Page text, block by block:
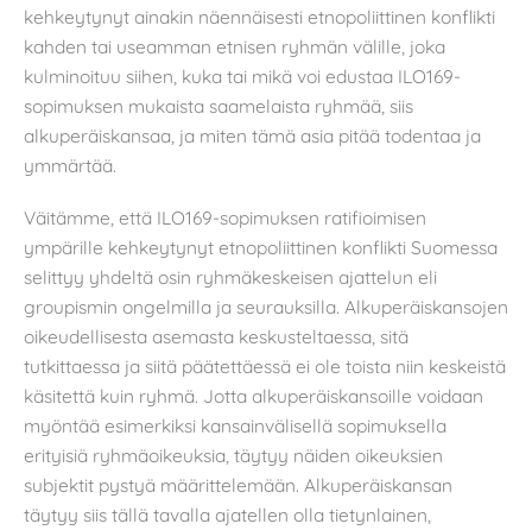
kehkeytynyt ainakin näennäisesti etnopoliittinen konflikti
kahden tai useamman etnisen ryhmän välille, joka
kulminoituu siihen, kuka tai mikä voi edustaa ILO169-
sopimuksen mukaista saamelaista ryhmää, siis
alkuperäiskansaa, ja miten tämä asia pitää todentaa ja
ymmärtää.
Väitämme, että ILO169-sopimuksen ratifioimisen
ympärille kehkeytynyt etnopoliittinen konflikti Suomessa
selittyy yhdeltä osin ryhmäkeskeisen ajattelun eli
groupismin ongelmilla ja seurauksilla. Alkuperäiskansojen
oikeudellisesta asemasta keskusteltaessa, sitä
tutkittaessa ja siitä päätettäessä ei ole toista niin keskeistä
käsitettä kuin ryhmä. Jotta alkuperäiskansoille voidaan
myöntää esimerkiksi kansainvälisellä sopimuksella
erityisiä ryhmäoikeuksia, täytyy näiden oikeuksien
subjektit pystyä määrittelemään. Alkuperäiskansan
täytyy siis tällä tavalla ajatellen olla tietynlainen,